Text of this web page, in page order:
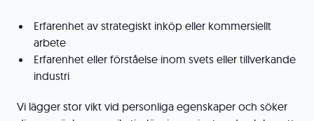
Erfarenhet av strategiskt inköp eller kommersiellt
arbete
Erfarenhet eller förståelse inom svets eller tillverkande
industri
Vi lägger stor vikt vid personliga egenskaper och söker